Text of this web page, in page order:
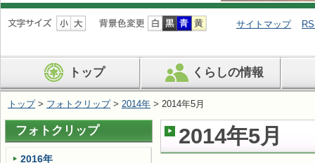
ナ
ビ
ン
を
ば
す
サイトマップ
トップ くらしの情報
トップ> フォトクリップ> 2014年 > 2014年5月
2014年5月
フォトクリップ
2016年